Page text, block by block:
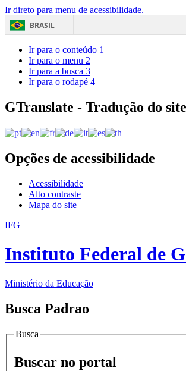
Ir direto para menu de acessibilidade.
BRASIL
Acesso à
Ir para o conteúdo 1
Ir para o menu 2
Ir para a busca 3
Ir para o rodapé 4
GTranslate - Tradução do site
Opções de acessibilidade
Acessibilidade
Alto contraste
Mapa do site
IFG
Instituto Federal de
Ministério da Educação
Busca Padrao
Busca
Buscar no portal